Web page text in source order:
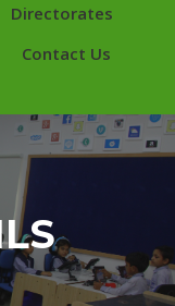
Directorates
Contact Us